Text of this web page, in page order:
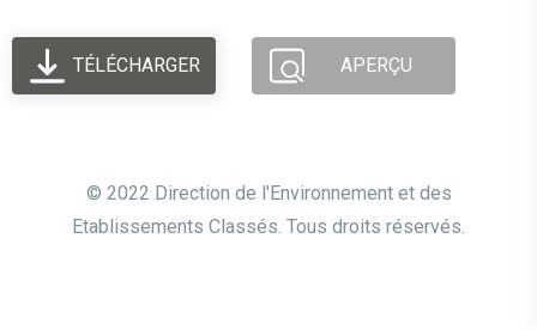
TÉLÉCHARGER APERÇU
© 2022 Direction de l'Environnement et des
Etablissements Classés. Tous droits réservés.